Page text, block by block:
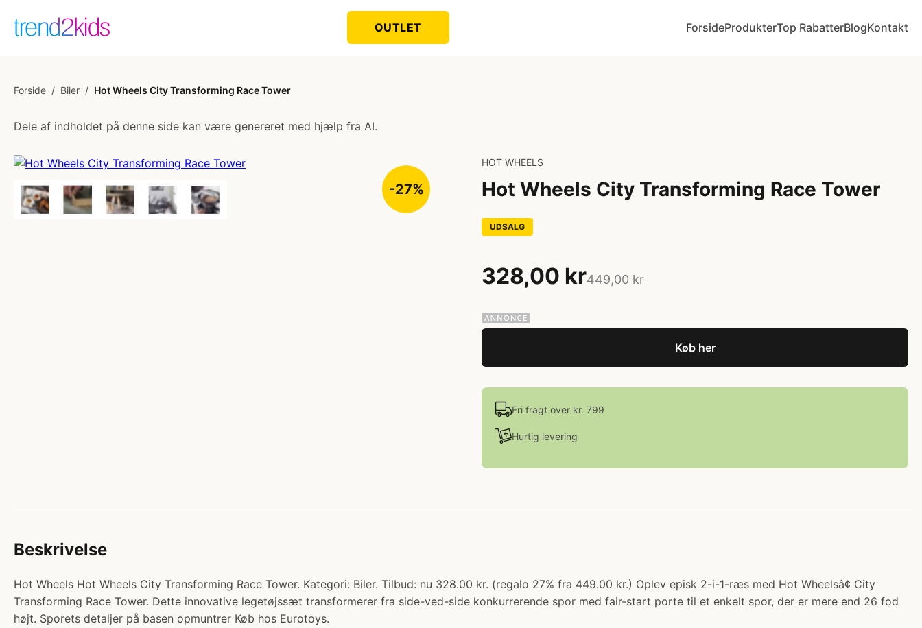
OUTLET ForsideProdukterTop RabatterBlogKontakt
Forside / Biler / Hot Wheels City Transforming Race Tower
Dele af indholdet på denne side kan være genereret med hjælp fra AI.
-27%
HOT WHEELS
Hot Wheels City Transforming Race Tower
UDSALG
328,00 kr449,00 kr
Køb her
Fri fragt over kr. 799
Hurtig levering
Beskrivelse
Hot Wheels Hot Wheels City Transforming Race Tower. Kategori: Biler. Tilbud: nu 328.00 kr. (regalo 27% fra 449.00 kr.) Oplev episk 2-i-1-ræs med Hot Wheelsâ¢ City
Transforming Race Tower. Dette innovative legetøjssæt transformerer fra side-ved-side konkurrerende spor med fair-start porte til et enkelt spor, der er mere end 26 fod
højt. Sporets detaljer på basen opmuntrer Køb hos Eurotoys.